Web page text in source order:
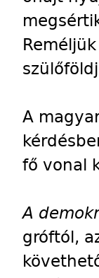
A
fő vonal
A
gróftól,